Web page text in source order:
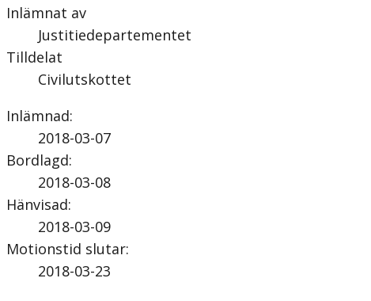
Inlämnat av
Justitiedepartementet
Tilldelat
Civilutskottet
Inlämnad:
2018-03-07
Bordlagd:
2018-03-08
Hänvisad:
2018-03-09
Motionstid slutar:
2018-03-23